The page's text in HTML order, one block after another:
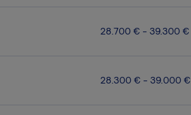
28.700 € - 39.300 €
28.300 € - 39.000 €